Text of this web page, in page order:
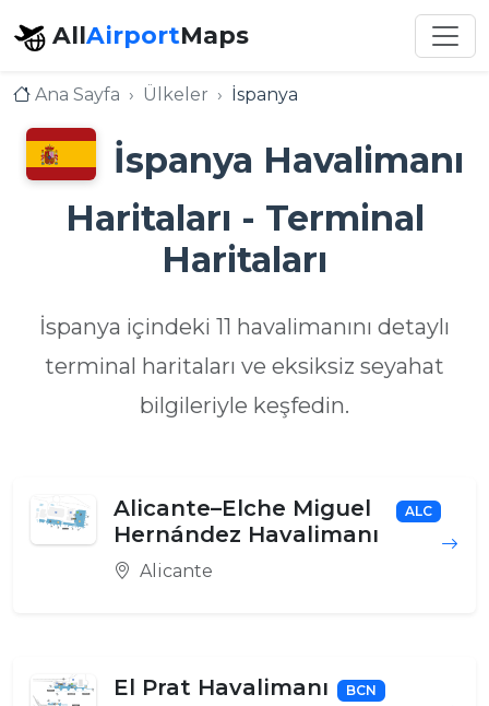
AllAirportMaps
Ana Sayfa Ülkeler İspanya
İspanya Havalimanı
Haritaları - Terminal
Haritaları
İspanya içindeki 11 havalimanını detaylı
terminal haritaları ve eksiksiz seyahat
bilgileriyle keşfedin.
Alicante–Elche Miguel
Hernández Havalimanı
ALC
Alicante
El Prat Havalimanı BCN